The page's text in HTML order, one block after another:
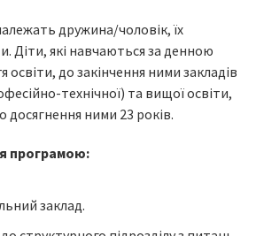
дружина/чоловік, їх
Діти, які навчаються за денною
до закінчення ними закладів
технічної) та вищої освіти,
досягнення ними 23 років.
програмою:
заклад.